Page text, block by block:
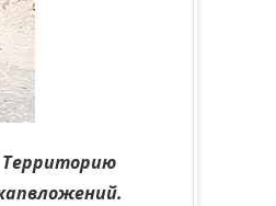
Территорию